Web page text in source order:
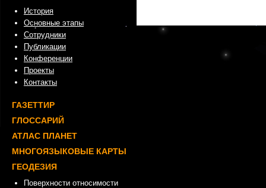
История
Основные этапы
Сотрудники
Публикации
Конференции
Проекты
Контакты
ГАЗЕТТИР
ГЛОССАРИЙ
АТЛАС ПЛАНЕТ
МНОГОЯЗЫКОВЫЕ КАРТЫ
ГЕОДЕЗИЯ
Поверхности относимости